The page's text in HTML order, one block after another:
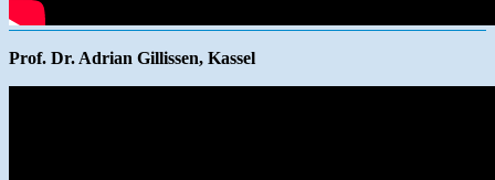
Prof. Dr. Adrian Gillissen, Kassel